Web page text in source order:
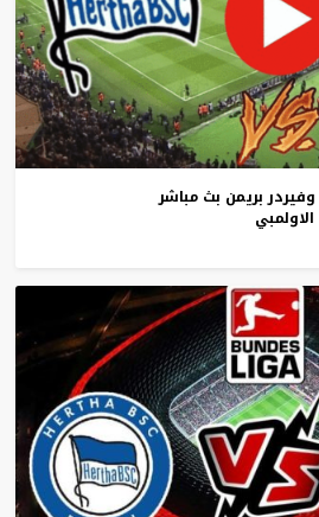
وفيردر بريمن بث مباشر
الاولمبي